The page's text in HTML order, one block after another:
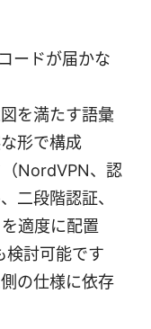
ードが届かな
を満たす語彙
形で構成
NordVPN、認
二段階認証、
適度に配置
検討可能です
の仕様に依存